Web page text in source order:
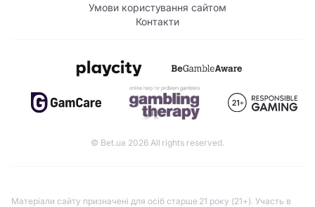
Умови користування сайтом
Контакти
© Bet.ua 2026 All rights reserved.
Матеріали сайту призначені для осіб старше 21 року (21+). Участь в